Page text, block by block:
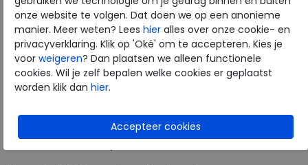
ECCO
Toon alles vanECCO
Materiaal
Leer en textiel
Uitneembaar voetbed
ja
onze website te volgen. Dat doen we op een anonieme
manier. Meer weten? Lees hier alles over onze cookie- en
privacyverklaring. Klik op 'Oké' om te accepteren. Kies je
voor weigeren? Dan plaatsen we alleen functionele
cookies. Wil je zelf bepalen welke cookies er geplaatst
worden klik dan hier.